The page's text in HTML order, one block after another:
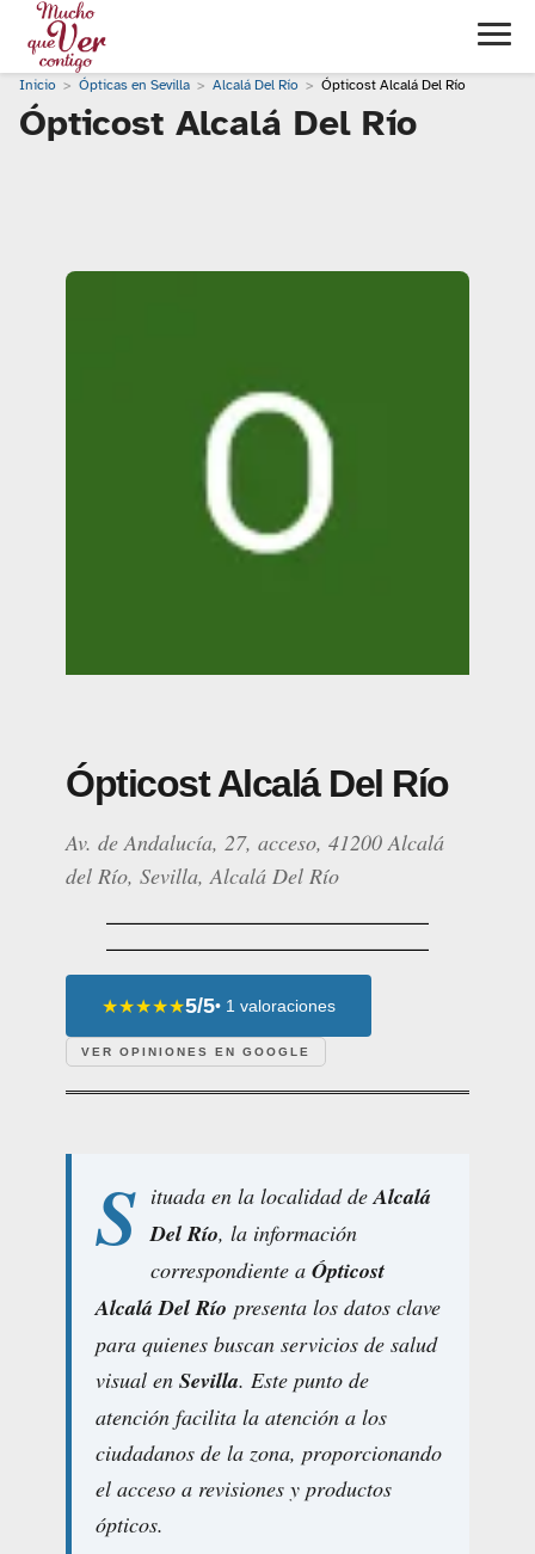
Inicio Ópticas en Sevilla Alcalá Del Río Ópticost Alcalá Del Río
Ópticost Alcalá Del Río
Ópticost Alcalá Del Río
Av. de Andalucía, 27, acceso, 41200 Alcalá
del Río, Sevilla, Alcalá Del Río
★★★★★5/5• 1 valoraciones
VER OPINIONES EN GOOGLE
S ituada en la localidad deAlcalá
Del Río, la información
correspondiente a Ópticost
Alcalá Del Río presenta los datos clave
para quienes buscan servicios de salud
visual en Sevilla. Este punto de
atención facilita la atención a los
ciudadanos de la zona, proporcionando
el acceso a revisiones y productos
ópticos.